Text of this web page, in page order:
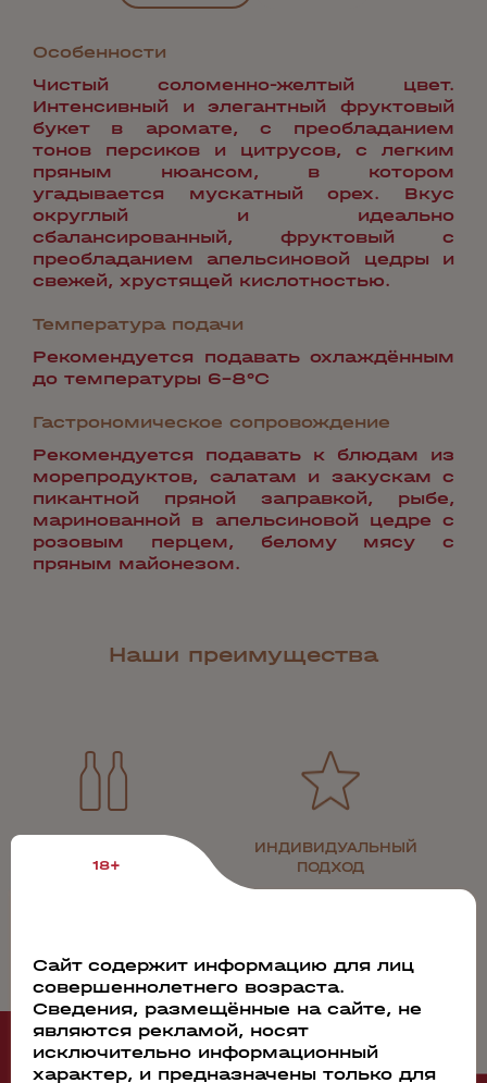
Особенности
Чистый соломенно-желтый цвет.
Интенсивный и элегантный фруктовый
букет в аромате, с преобладанием
тонов персиков и цитрусов, с легким
пряным нюансом, в котором
угадывается мускатный орех. Вкус
округлый и идеально
сбалансированный, фруктовый с
преобладанием апельсиновой цедры и
свежей, хрустящей кислотностью.
Температура подачи
Рекомендуется подавать охлаждённым
до температуры 6-8°С
Гастрономическое сопровождение
Рекомендуется подавать к блюдам из
морепродуктов, салатам и закускам с
пикантной пряной заправкой, рыбе,
маринованной в апельсиновой цедре с
розовым перцем, белому мясу с
пряным майонезом.
Наши преимущества
НАПИТКОВ
ИНДИВИДУАЛЬНЫЙ
ПОДХОД
18+
Сайт содержит информацию для лиц
совершеннолетнего возраста.
Сведения, размещённые на сайте, не
являются рекламой, носят
исключительно информационный
характер, и предназначены только для